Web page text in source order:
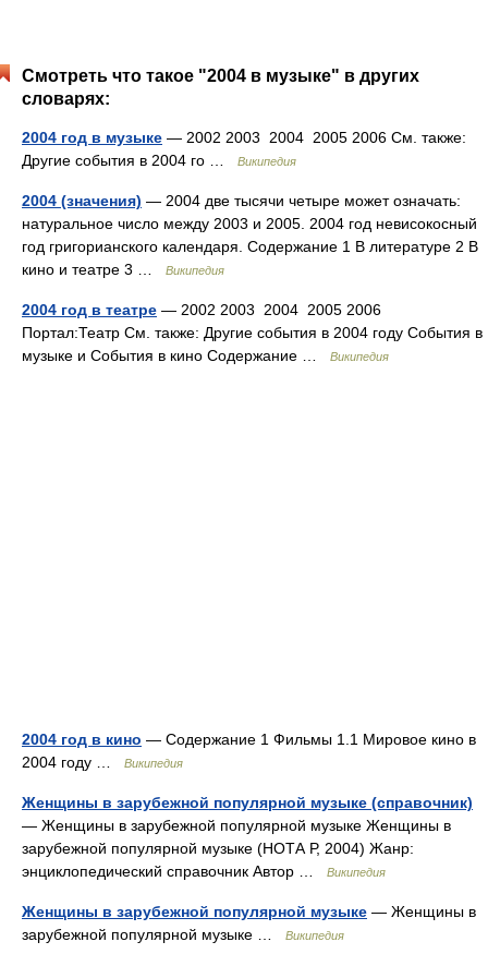
Смотреть что такое "2004 в музыке" в других
словарях:
2004 год в музыке — 2002 2003 2004 2005 2006 См. также:
Другие события в 2004 го …
Википедия
2004 (значения) — 2004 две тысячи четыре может означать:
натуральное число между 2003 и 2005. 2004 год невисокосный
год григорианского календаря. Содержание 1 В литературе 2 В
кино и театре 3 …
Википедия
2004 год в театре — 2002 2003 2004 2005 2006
Портал:Театр См. также: Другие события в 2004 году События в
музыке и События в кино Содержание …
Википедия
2004 год в кино — Содержание 1 Фильмы 1.1 Мировое кино в
2004 году …
Википедия
Женщины в зарубежной популярной музыке (справочник)
— Женщины в зарубежной популярной музыке Женщины в
зарубежной популярной музыке (НОТА Р, 2004) Жанр:
энциклопедический справочник Автор …
Википедия
Женщины в зарубежной популярной музыке — Женщины в
зарубежной популярной музыке …
Википедия